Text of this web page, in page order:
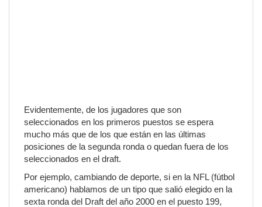
Evidentemente, de los jugadores que son
seleccionados en los primeros puestos se espera
mucho más que de los que están en las últimas
posiciones de la segunda ronda o quedan fuera de los
seleccionados en el draft.
Por ejemplo, cambiando de deporte, si en la NFL (fútbol
americano) hablamos de un tipo que salió elegido en la
sexta ronda del Draft del año 2000 en el puesto 199,